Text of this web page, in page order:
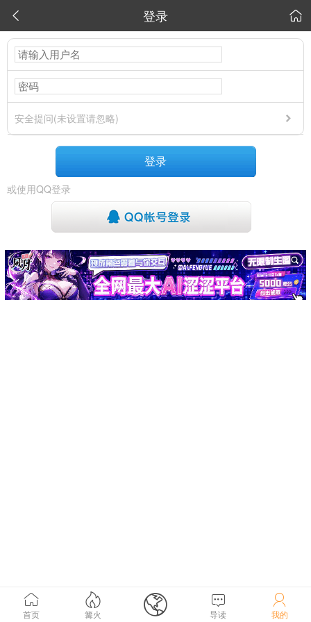
 登录 
安全提问(未设置请忽略)
登录
或使用QQ登录

首页

篝火  
导读

我的